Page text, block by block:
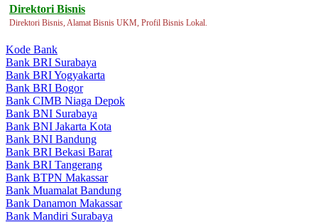
Direktori Bisnis
Direktori Bisnis, Alamat Bisnis UKM, Profil Bisnis Lokal.
Kode Bank
Bank BRI Surabaya
Bank BRI Yogyakarta
Bank BRI Bogor
Bank CIMB Niaga Depok
Bank BNI Surabaya
Bank BNI Jakarta Kota
Bank BNI Bandung
Bank BRI Bekasi Barat
Bank BRI Tangerang
Bank BTPN Makassar
Bank Muamalat Bandung
Bank Danamon Makassar
Bank Mandiri Surabaya